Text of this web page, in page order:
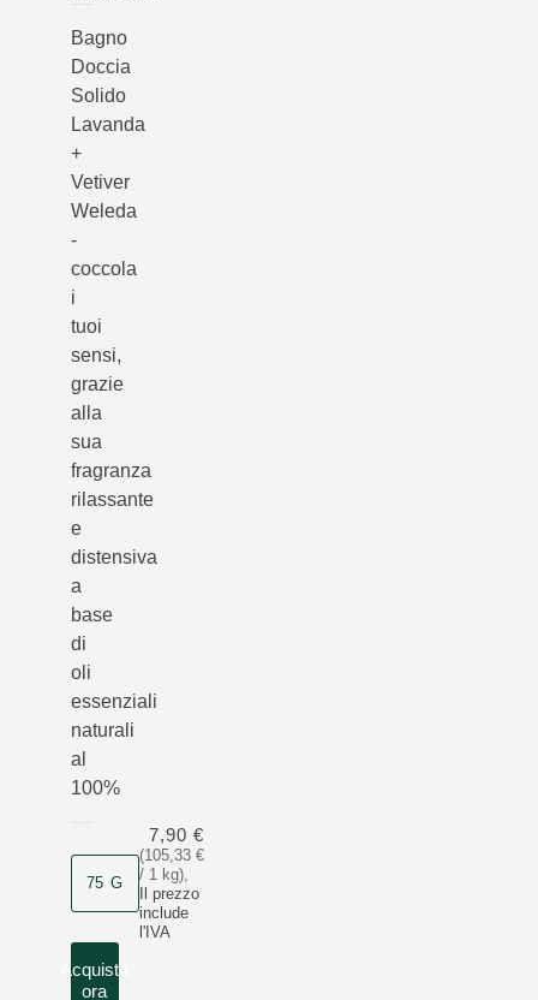
Bagno
Doccia
Solido
Lavanda
+
Vetiver
Weleda
-
coccola
i
tuoi
sensi,
grazie
alla
sua
fragranza
rilassante
e
distensiva
a
base
di
oli
essenziali
naturali
al
100%
75 G
(105,33 €
/ 1 kg),
Il prezzo
include
l'IVA
7,90 €
Acquista
ora